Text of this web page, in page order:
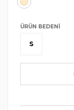
ÜRÜN BEDENI
S